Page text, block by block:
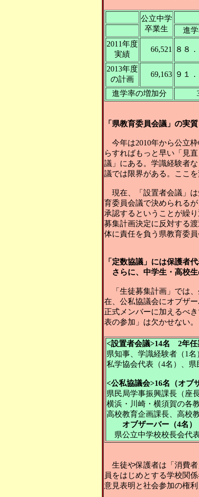
公立中学
卒業生
進
2011年度
実績
66,521 ８８
2013年度
の計画
69,163 ９１
進学率の増加分
「県教育委員会議」の実
今年は2010年から公立
らすればもっと早い「見
議」にある。学識経験者
議では限界がある。ここ
現在、「設置者会議」は
育委員会議で決められる
承認するということが繰
募集計画決定に反対する
体に責任を負う県教育委
「定数協議」には保護
さらに、中学生・高校
「生徒募集計画」では、
在、公私協議会にオブザ
正式メンバーに加えるべ
表の参加」は欠かせない。
<設置者会議>14名 2年任
県知事、学識経験者（1
私学協会代表（4名）、県
<公私協議会>16名（オ
県民局学事振興課長（座
横浜・川崎・横須賀の各
高校教育企画課長、高校
オブザーバー（4名）
県公立中学校校長会代
生徒や保護者は「消費者
員をはじめとする学校関
意見表明と社会参加の権